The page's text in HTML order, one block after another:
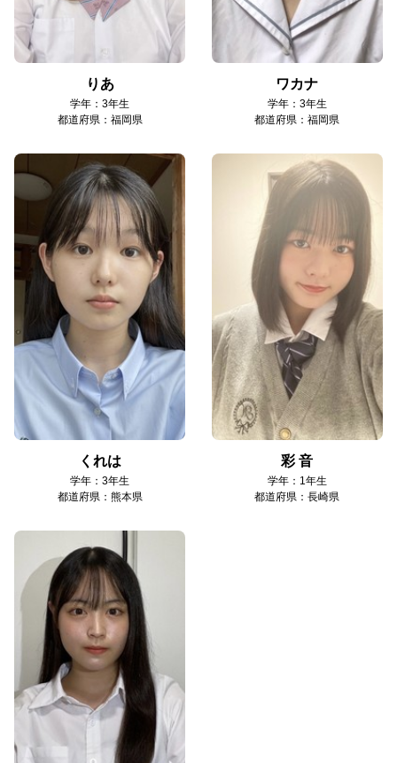
りあ
学年：3年生
都道府県：福岡県
ワカナ
学年：3年生
都道府県：福岡県
くれは
学年：3年生
都道府県：熊本県
彩 音
学年：1年生
都道府県：長崎県